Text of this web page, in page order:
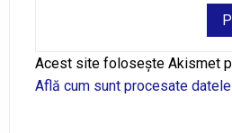
Alternative:
Acest site folosește Akismet
Află cum sunt procesate